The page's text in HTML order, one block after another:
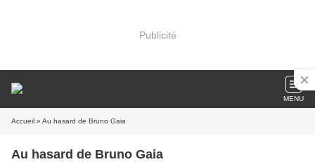
Publicité
MENU
Accueil » Au hasard de Bruno Gaia
Au hasard de Bruno Gaia